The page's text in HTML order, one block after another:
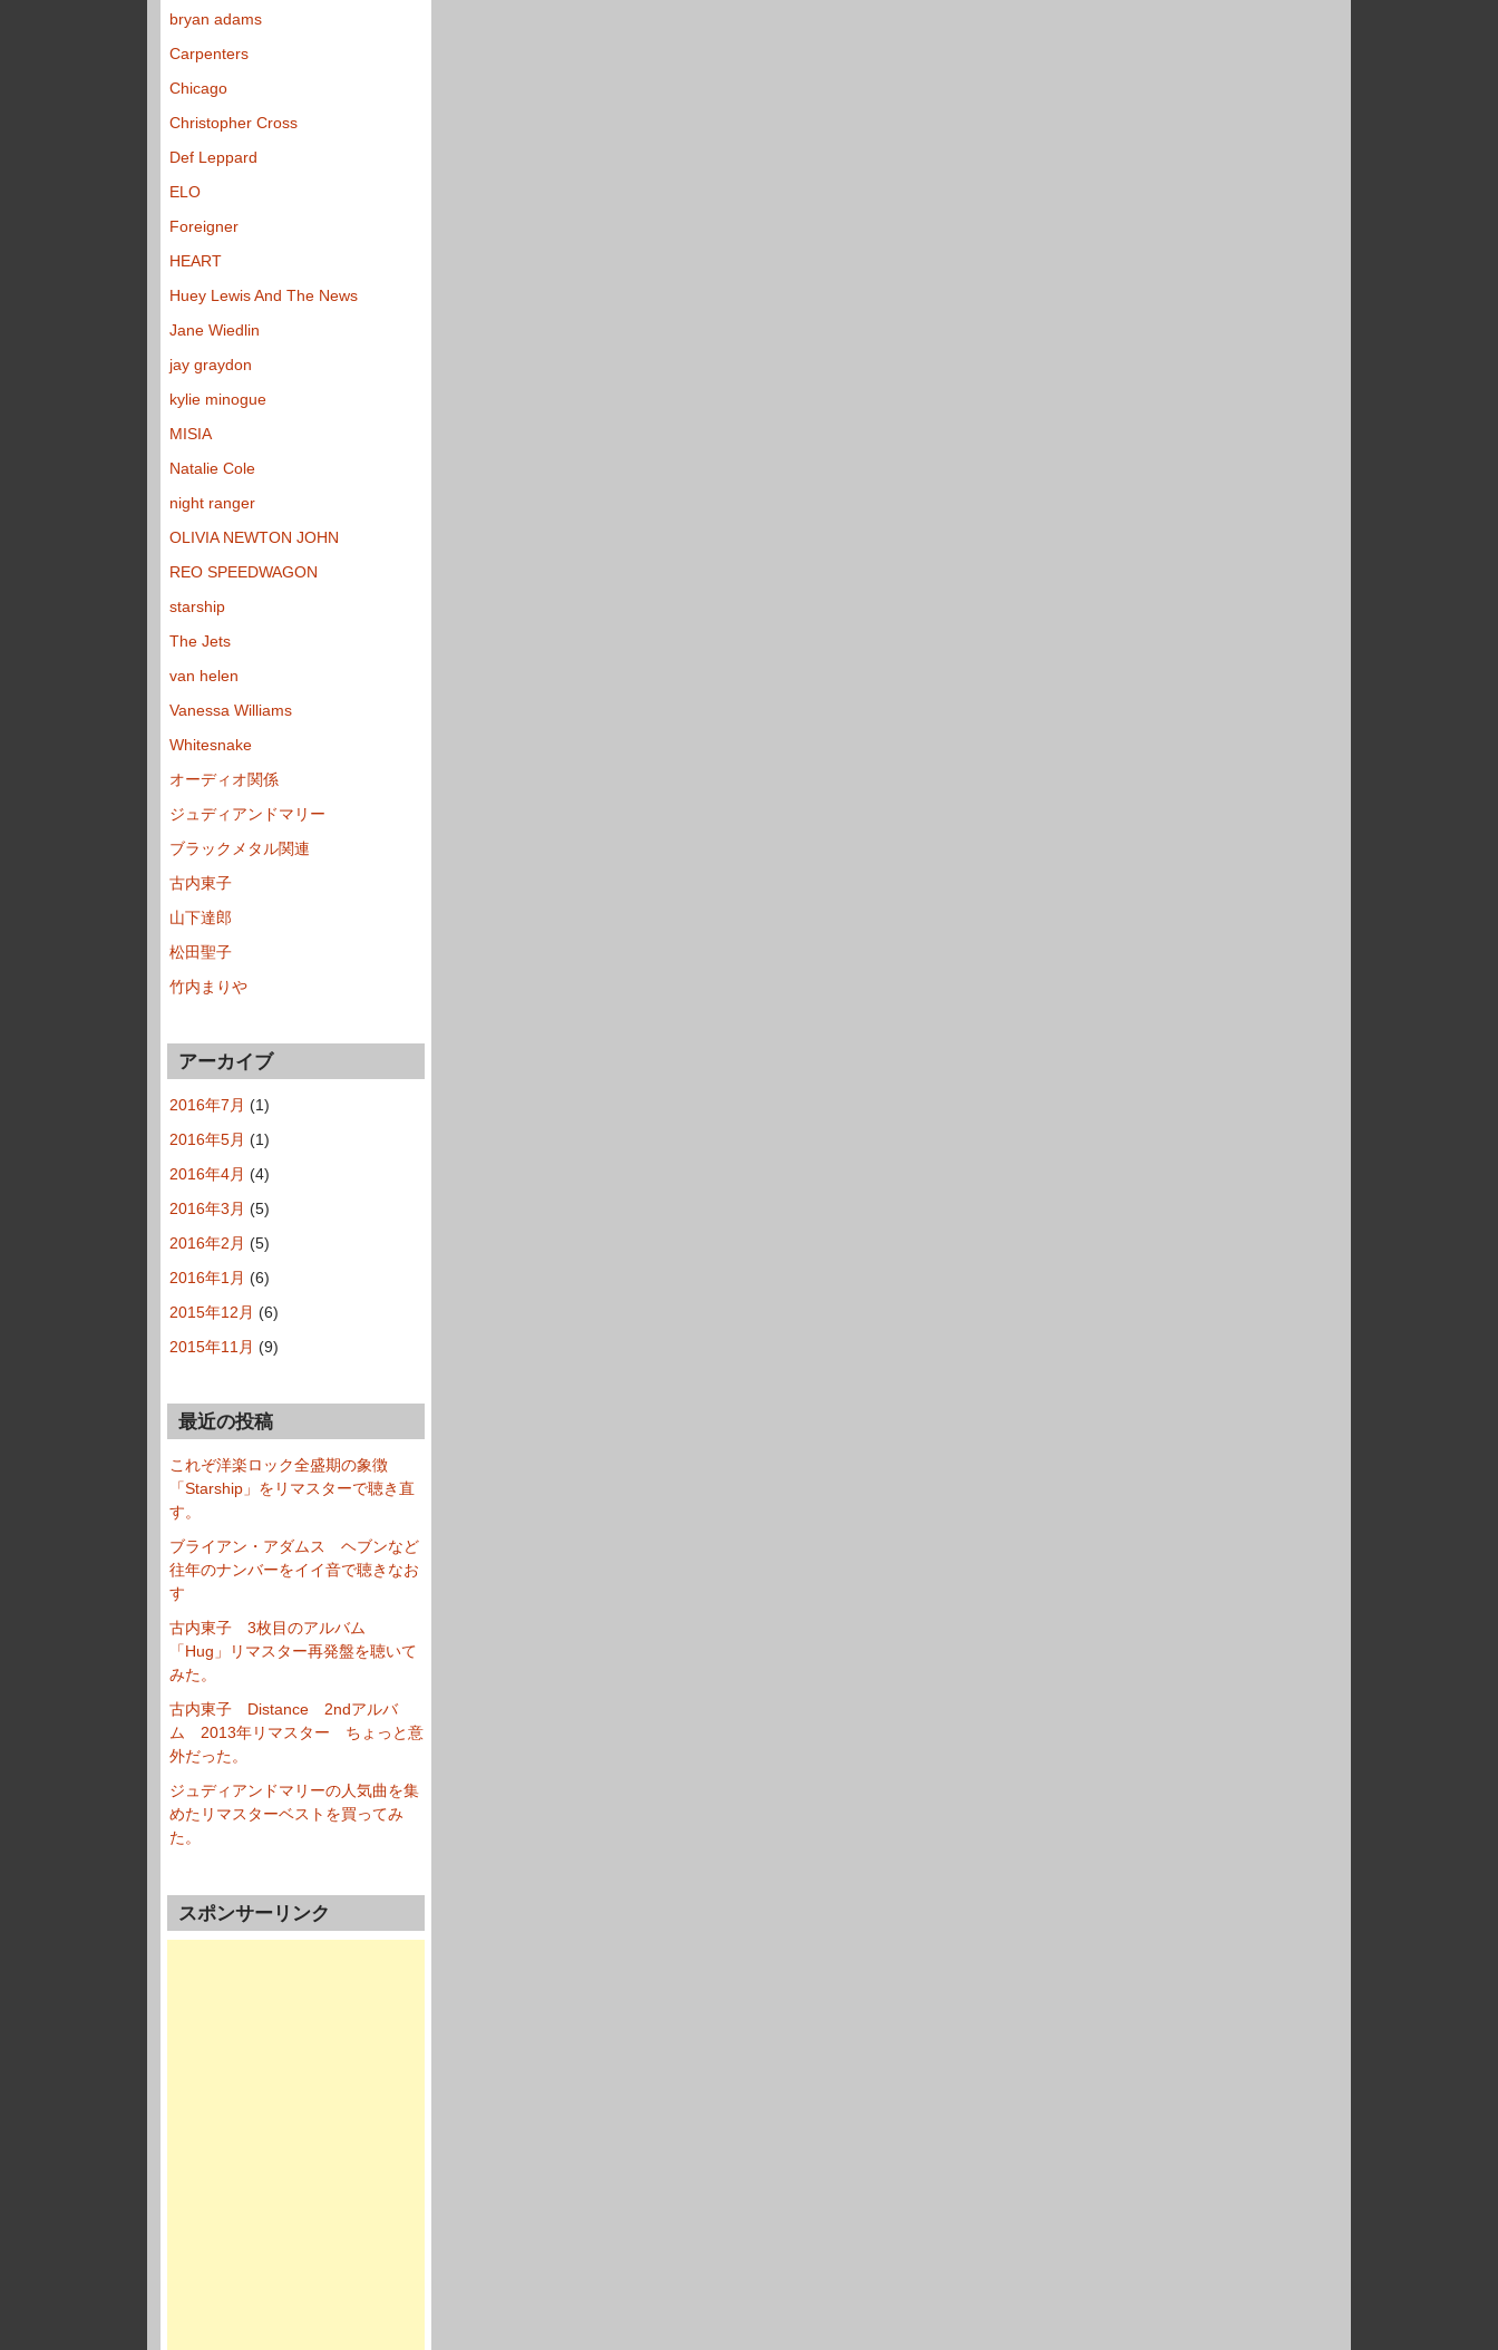
bryan adams
Carpenters
Chicago
Christopher Cross
Def Leppard
ELO
Foreigner
HEART
Huey Lewis And The News
Jane Wiedlin
jay graydon
kylie minogue
MISIA
Natalie Cole
night ranger
OLIVIA NEWTON JOHN
REO SPEEDWAGON
starship
The Jets
van helen
Vanessa Williams
Whitesnake
オーディオ関係
ジュディアンドマリー
ブラックメタル関連
古内東子
山下達郎
松田聖子
竹内まりや
アーカイブ
2016年7月 (1)
2016年5月 (1)
2016年4月 (4)
2016年3月 (5)
2016年2月 (5)
2016年1月 (6)
2015年12月 (6)
2015年11月 (9)
最近の投稿
これぞ洋楽ロック全盛期の象徴
「Starship」をリマスターで聴き直
す。
ブライアン・アダムス ヘブンなど
往年のナンバーをイイ音で聴きなお
す
古内東子 3枚目のアルバム
「Hug」リマスター再発盤を聴いて
みた。
古内東子 Distance 2ndアルバ
ム 2013年リマスター ちょっと意
外だった。
ジュディアンドマリーの人気曲を集
めたリマスターベストを買ってみ
た。
スポンサーリンク